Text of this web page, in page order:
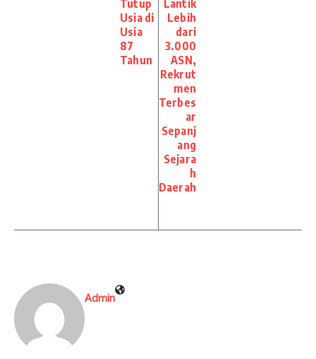
Tutup
Usia di
Usia
87
Tahun
Lantik
Lebih
dari
3.000
ASN,
Rekrut
men
Terbes
ar
Sepanj
ang
Sejara
h
Daerah
Admin